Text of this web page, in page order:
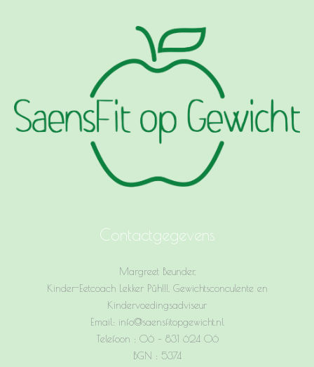
Contactgegevens
Margreet Beunder,
Kinder-Eetcoach Lekker Pûh!!!, Gewichtsconculente en
Kindervoedingsadviseur
Email: info@saensfitopgewicht.nl
Telefoon : 06 – 831 624 06
BGN : 5374